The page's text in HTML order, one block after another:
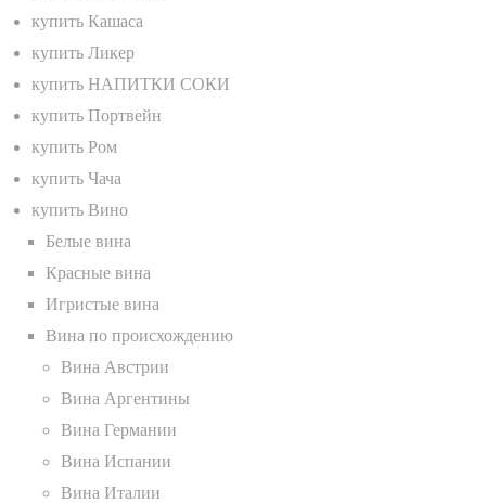
купить Кашаса
купить Ликер
купить НАПИТКИ СОКИ
купить Портвейн
купить Ром
купить Чача
купить Вино
Белые вина
Красные вина
Игристые вина
Вина по происхождению
Вина Австрии
Вина Аргентины
Вина Германии
Вина Испании
Вина Италии